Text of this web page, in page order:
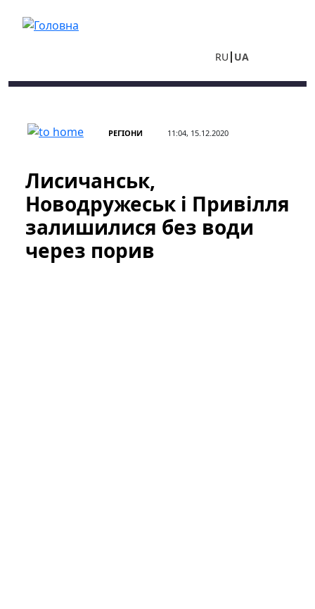
RU UA
РЕГІОНИ 11:04, 15.12.2020
Лисичанськ,
Новодружеськ і Привілля
залишилися без води
через порив